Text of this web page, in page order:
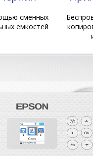
сменных
емкостей